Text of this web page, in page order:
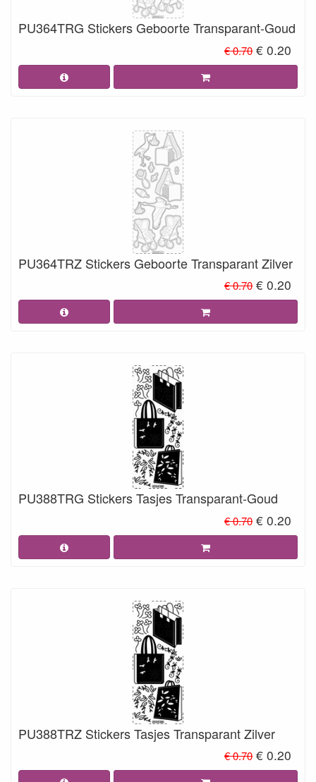
PU364TRG Stickers Geboorte Transparant-Goud
€ 0.70 € 0.20
PU364TRZ Stickers Geboorte Transparant Zilver
€ 0.70 € 0.20
PU388TRG Stickers Tasjes Transparant-Goud
€ 0.70 € 0.20
PU388TRZ Stickers Tasjes Transparant Zilver
€ 0.70 € 0.20